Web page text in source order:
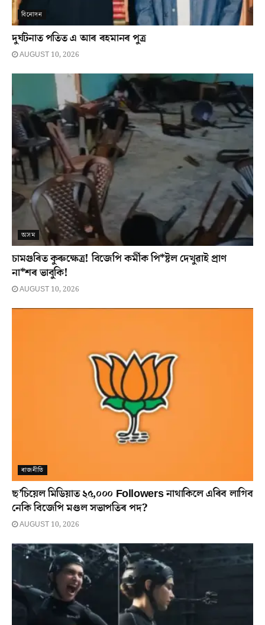
বিনোদন
দুৰ্ঘটনাত পতিত এ আৰ ৰহমানৰ পুত্ৰ
AUGUST 10, 2026
অসম
চামগুৰিত কুৰুক্ষেত্ৰ! বিজেপি কৰ্মীক পি*ষ্টল দেখুৱাই প্ৰাণ
না*শৰ ভাবুকি!
AUGUST 10, 2026
ৰাজনীতি
ছ’চিয়েল মিডিয়াত ২৫,০০০ Followers নাথাকিলে এৰিব লাগিব
নেকি বিজেপি মণ্ডল সভাপতিৰ পদ?
AUGUST 10, 2026